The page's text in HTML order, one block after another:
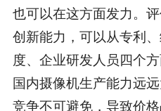
也可以在这方面发力。
创新能力，可以从专利
度、企业研发人员四个
国内摄像机生产能力远
竞争不可避免，导致价